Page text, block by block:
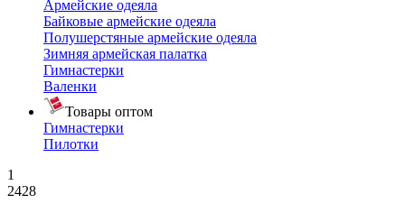
Армейские одеяла
Байковые армейские одеяла
Полушерстяные армейские одеяла
Зимняя армейская палатка
Гимнастерки
Валенки
Товары оптом
Гимнастерки
Пилотки
1
2428